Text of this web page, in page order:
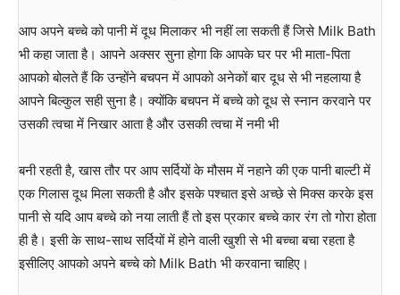
आप अपने बच्चे को पानी में दूध मिलाकर भी नहीं ला सकती हैं जिसे Milk Bath
भी कहा जाता है। आपने अक्सर सुना होगा कि आपके घर पर भी माता-पिता
आपको बोलते हैं कि उन्होंने बचपन में आपको अनेकों बार दूध से भी नहलाया है
आपने बिल्कुल सही सुना है। क्योंकि बचपन में बच्चे को दूध से स्नान करवाने पर
उसकी त्वचा में निखार आता है और उसकी त्वचा में नमी भी
बनी रहती है, खास तौर पर आप सर्दियों के मौसम में नहाने की एक पानी बाल्टी में
एक गिलास दूध मिला सकती है और इसके पश्चात इसे अच्छे से मिक्स करके इस
पानी से यदि आप बच्चे को नया लाती हैं तो इस प्रकार बच्चे कार रंग तो गोरा होता
ही है। इसी के साथ-साथ सर्दियों में होने वाली खुशी से भी बच्चा बचा रहता है
इसीलिए आपको अपने बच्चे को Milk Bath भी करवाना चाहिए।